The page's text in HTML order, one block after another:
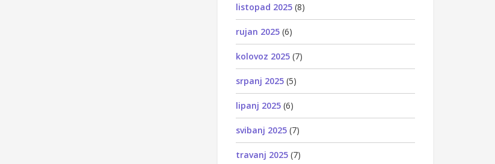
listopad 2025 (8)
rujan 2025 (6)
kolovoz 2025 (7)
srpanj 2025 (5)
lipanj 2025 (6)
svibanj 2025 (7)
travanj 2025 (7)